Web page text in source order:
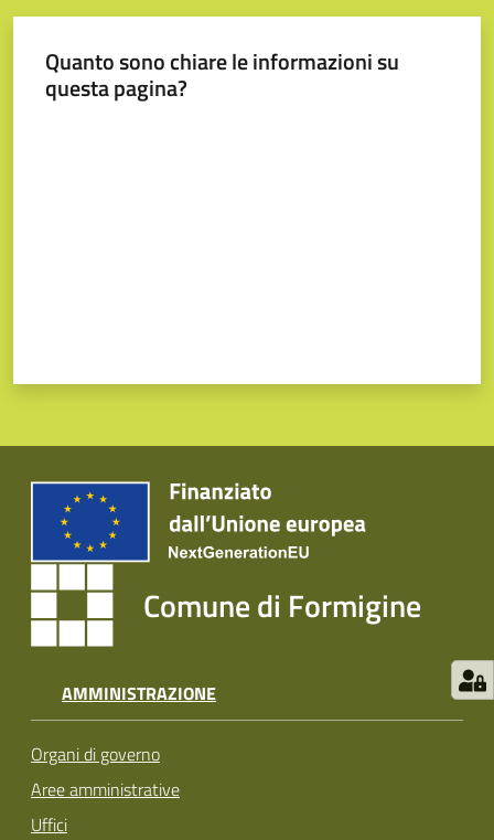
Seguici
Quanto sono chiare le informazioni su
questa pagina?
Comune di Formigine
AMMINISTRAZIONE
Organi di governo
Aree amministrative
Uffici